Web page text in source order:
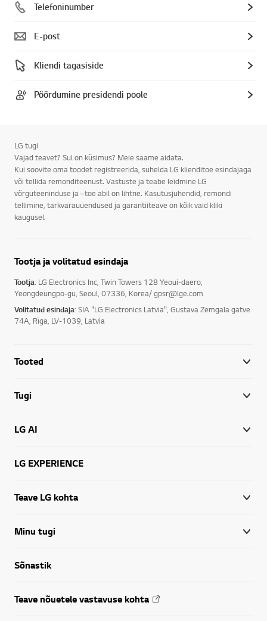
Telefoninumber
E-post
Kliendi tagasiside
Pöördumine presidendi poole
LG tugi
Vajad teavet? Sul on küsimus? Meie saame aidata.
Kui soovite oma toodet registreerida, suhelda LG klienditoe esindajaga
või tellida remonditeenust. Vastuste ja teabe leidmine LG
võrguteeninduse ja –toe abil on lihtne. Kasutusjuhendid, remondi
tellimine, tarkvarauuendused ja garantiiteave on kõik vaid kliki
kaugusel.
Tootja ja volitatud esindaja
Tootja: LG Electronics Inc, Twin Towers 128 Yeoui-daero,
Yeongdeungpo-gu, Seoul, 07336, Korea/ gpsr@lge.com
Volitatud esindaja: SIA "LG Electronics Latvia", Gustava Zemgala gatve
74A, Rīga, LV-1039, Latvia
Tooted
Tugi
LG AI
LG EXPERIENCE
Teave LG kohta
Minu tugi
Sõnastik
Teave nõuetele vastavuse kohta